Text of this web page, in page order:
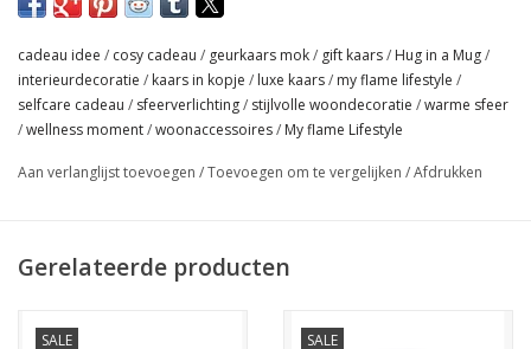
De pastelroze keramieken mok met gouden quote is een
blijvend cadeau: na het branden gebruik je de mok gewoon voor
thee, koffie of warme chocolademelk.
Een lief, duurzaam cadeau voor elke gelegenheid – van
Green Tea Time
geeft jouw huis een natuurlijke, frisse geur. Door de
cadeau idee / cosy cadeau / geurkaars mok/ gift kaars/ Hug in a Mug/
interieurdecoratie / kaars in kopje / luxe kaars/ my flame lifestyle /
selfcare cadeau / sfeerverlichting/ stijlvolle woondecoratie /warme sfeer
/wellness moment/woonaccessoires/ My flame Lifestyle
Aan verlanglijst toevoegen /Toevoegen om te vergelijken /Afdrukken
Gerelateerde producten
SALE SALE